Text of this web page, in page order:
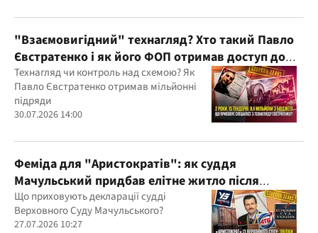
"Взаємовигідний" технагляд? Хто такий Павло
Євстратенко і як його ФОП отримав доступ до
бюджетних мільйонів?
Технагляд чи контроль над схемою? Як
Павло Євстратенко отримав мільйонні
підряди
30.07.2026 14:00
Феміда для "Аристократів": як суддя
Мачульський придбав елітне житло після
вердикту на користь забудовника?
Що приховують декларації судді
Верховного Суду Мачульського?
27.07.2026 10:27